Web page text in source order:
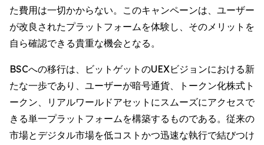
た費用は一切かからない。このキャンペーンは、ユーザー
が改良されたプラットフォームを体験し、そのメリットを
自ら確認できる貴重な機会となる。
BSCへの移行は、ビットゲットのUEXビジョンにおける新
たな一歩であり、ユーザーが暗号通貨、トークン化株式ト
ークン、リアルワールドアセットにスムーズにアクセスで
きる単一プラットフォームを構築するものである。従来の
市場とデジタル市場を低コストかつ迅速な執行で結びつけ